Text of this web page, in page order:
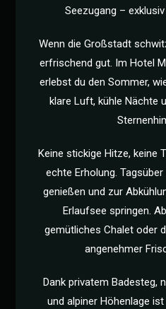
Seezugang –
Wenn die Großstadt
erfrischend gut. Im Hotel
erlebst du den Sommer,
klare Luft, kühle Nächte
Keine stickige Hitze, keine
echte Erholung.
genießen und zur
Erlaufsee springen.
gemütliches Chalet oder
angenehmer
Dank privatem Badesteg,
und alpiner Höhenlage